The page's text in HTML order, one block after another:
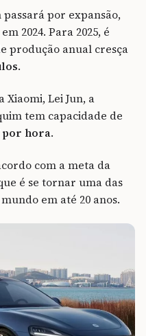
por expansão,
2024. Para 2025, é
produção anual cresça
.
Xiaomi, Lei Jun, a
tem capacidade de
por hora.
com a meta da
é se tornar uma das
em até 20 anos.